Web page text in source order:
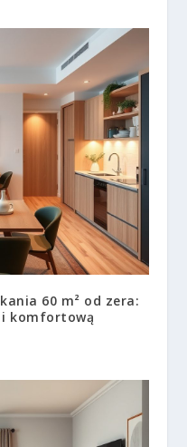
60 m² od zera:
komfortową